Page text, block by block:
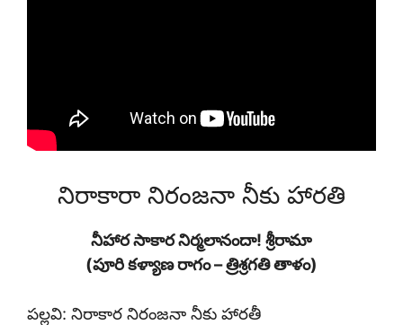
నిరాకారా నిరంజనా నీకు హారతి
నీహార సాకార నిర్మలానందా! శ్రీరామా
(పూరి కళ్యాణ రాగం – త్రిశ్రగతి తాళం)
పల్లవి: నిరాకార నిరంజనా నీకు హారతీ